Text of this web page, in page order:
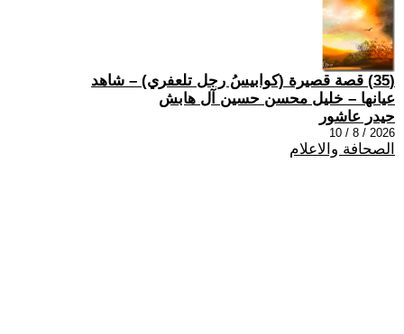
(35) قصة قصيرة (كوابيسُ رجل تلعفري) – شاهد
عيانها – خليل محسن حسين آل هابش
حيدر عاشور
2026 / 8 / 10
الصحافة والاعلام